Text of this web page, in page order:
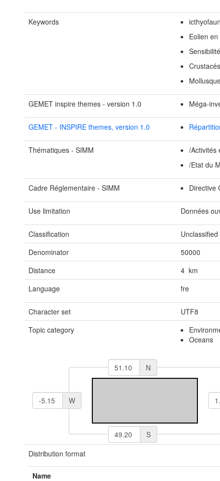
Keywords
Eolien
Crustacés
GEMET inspire themes - version 1.0 Méga-
GEMET - INSPIRE themes, version 1.0
Thématiques - SIMM
/Activités
/Etat du
Cadre Réglementaire - SIMM Directive
Use limitation Données
Classification
Unclassified
Denominator
50000
Distance
4 km
Language
fre
Character set
UTF8
Topic category
Oceans
N
S
W
Distribution format
Name